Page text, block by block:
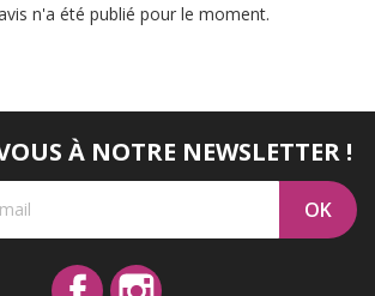
n'a été publié pour le moment.
À NOTRE NEWSLETTER !
Facebook